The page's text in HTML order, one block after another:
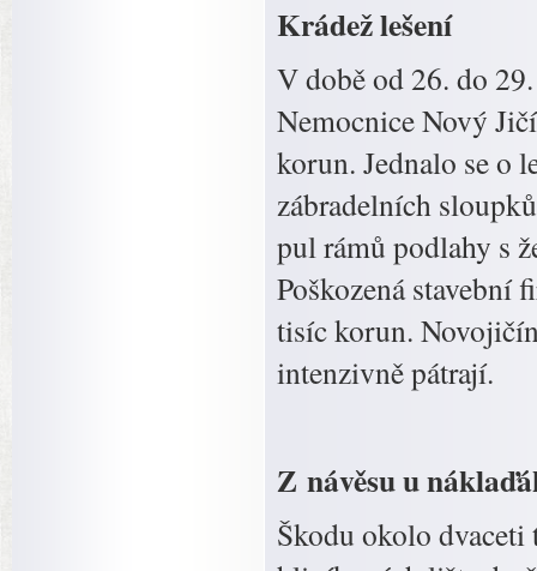
Krádež lešení
V době od 26. do
Nemocnice Nový
korun. Jednalo se o
zábradelních
pul rámů podlahy s
Poškozená stavební
tisíc korun.
intenzivně pátrají.
Z návěsu u
Škodu okolo